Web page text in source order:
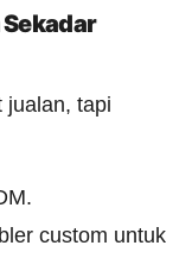
jualan, tapi
custom untuk